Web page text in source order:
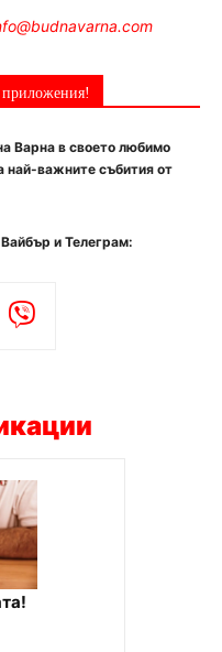
Варна в своето любимо
важните събития от
и Телеграм: